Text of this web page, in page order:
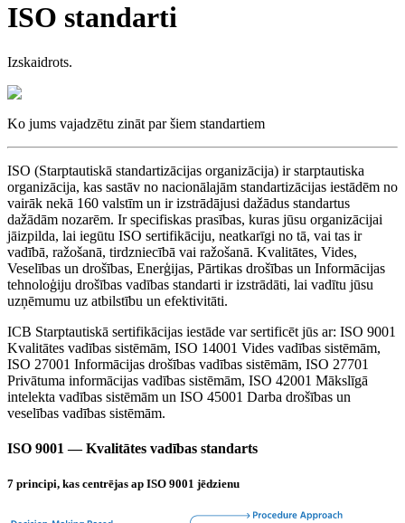
ISO standarti
Izskaidrots.
Ko jums vajadzētu zināt par šiem standartiem
ISO (Starptautiskā standartizācijas organizācija) ir starptautiska
organizācija, kas sastāv no nacionālajām standartizācijas iestādēm no
vairāk nekā 160 valstīm un ir izstrādājusi dažādus standartus
dažādām nozarēm. Ir specifiskas prasības, kuras jūsu organizācijai
jāizpilda, lai iegūtu ISO sertifikāciju, neatkarīgi no tā, vai tas ir
vadībā, ražošanā, tirdzniecībā vai ražošanā. Kvalitātes, Vides,
Veselības un drošības, Enerģijas, Pārtikas drošības un Informācijas
tehnoloģiju drošības vadības standarti ir izstrādāti, lai vadītu jūsu
uzņēmumu uz atbilstību un efektivitāti.
ICB Starptautiskā sertifikācijas iestāde var sertificēt jūs ar: ISO 9001
Kvalitātes vadības sistēmām, ISO 14001 Vides vadības sistēmām,
ISO 27001 Informācijas drošības vadības sistēmām, ISO 27701
Privātuma informācijas vadības sistēmām, ISO 42001 Mākslīgā
intelekta vadības sistēmām un ISO 45001 Darba drošības un
veselības vadības sistēmām.
ISO 9001 — Kvalitātes vadības standarts
7 principi, kas centrējas ap ISO 9001 jēdzienu